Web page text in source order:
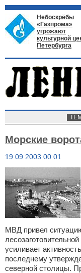
Небоскрёбы
«Газпрома»
угрожают
культурной
Петербурга
Морские
19.09.2003 00:01
МВД привел
усиливает
последнему
северной столицы.